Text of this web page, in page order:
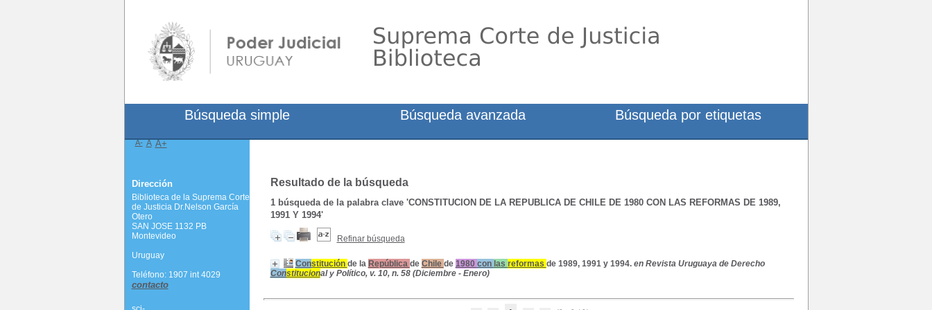
Resultado de la búsqueda
1búsqueda de la palabra clave 'CONSTITUCION DE LA REPUBLICA DE CHILE DE 1980 CON LAS REFORMAS DE 1989,
1991 Y 1994'
Refinar búsqueda
Constitución de la República de Chile de 1980 con las reformas de 1989, 1991 y 1994. en Revista Uruguaya de Derecho
Constitucional y Político, v. 10, n. 58 (Diciembre - Enero)
Búsqueda simple Búsqueda avanzada Búsqueda por etiquetas
A- A A+
Dirección
Biblioteca de la Suprema Corte
de Justicia Dr.Nelson García
Otero
SAN JOSE 1132 PB
Montevideo
Uruguay
Teléfono: 1907 int 4029
contacto